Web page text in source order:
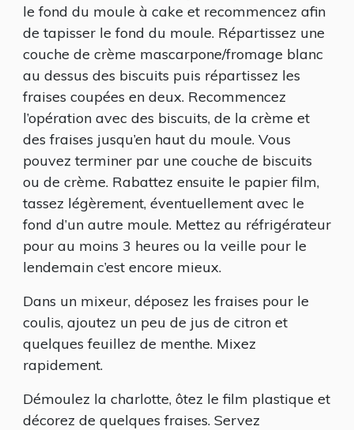
le fond du moule à cake et recommencez afin
de tapisser le fond du moule. Répartissez une
couche de crème mascarpone/fromage blanc
au dessus des biscuits puis répartissez les
fraises coupées en deux. Recommencez
l’opération avec des biscuits, de la crème et
des fraises jusqu’en haut du moule. Vous
pouvez terminer par une couche de biscuits
ou de crème. Rabattez ensuite le papier film,
tassez légèrement, éventuellement avec le
fond d’un autre moule. Mettez au réfrigérateur
pour au moins 3 heures ou la veille pour le
lendemain c’est encore mieux.
Dans un mixeur, déposez les fraises pour le
coulis, ajoutez un peu de jus de citron et
quelques feuillez de menthe. Mixez
rapidement.
Démoulez la charlotte, ôtez le film plastique et
décorez de quelques fraises. Servez